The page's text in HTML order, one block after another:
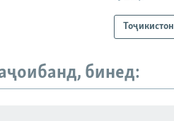
Тоҷикистон
бинед: